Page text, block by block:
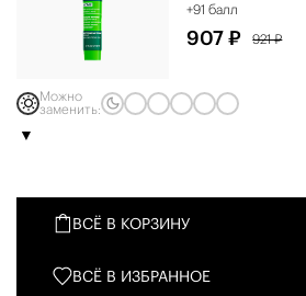
+91 балл
907 ₽ 921 ₽
Можно
заменить:
ВСЁ В КОРЗИНУ
ВСЁ В ИЗБРАННОЕ